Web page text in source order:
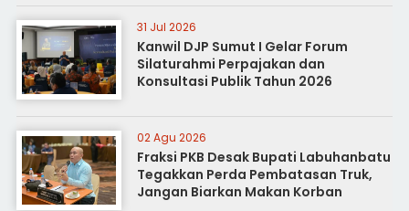
31 Jul 2026
Kanwil DJP Sumut I Gelar Forum
Silaturahmi Perpajakan dan
Konsultasi Publik Tahun 2026
02 Agu 2026
Fraksi PKB Desak Bupati Labuhanbatu
Tegakkan Perda Pembatasan Truk,
Jangan Biarkan Makan Korban